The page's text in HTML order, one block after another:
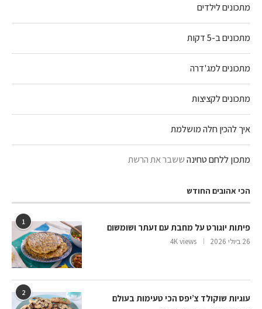
מתכונים לילדים
מתכונים ב-5 דקות
מתכונים למג'דרה
מתכונים לקציצות
איך להכין חלה מושלמת
מתכון ללחם טחינהששבר את הרשת
הכי אהובים החודש
1
פיתות יוגורט על מחבת עם זעתר ושומשום
26 ביולי 2026 4K views
2
עוגיות שוקולד צ’יפס הכי טעימות בעולם